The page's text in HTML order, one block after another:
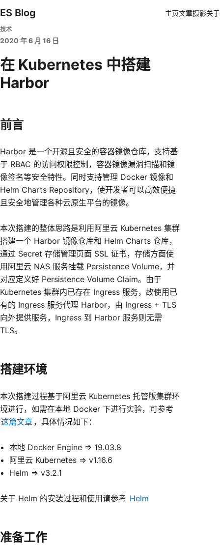
ES Blog 主页文章摄影关于
技术
2020 年 6 月 16 日
在 Kubernetes 中搭建
Harbor
前言
Harbor 是一个开源且安全的容器镜像仓库，支持基
于 RBAC 的访问权限控制，容器镜像漏洞扫描和镜
像签名等安全特性。同时支持管理 Docker 镜像和
Helm Charts Repository，使开发者可以高效便捷
且安全地管理各种云原生平台的镜像。
本次搭建的整体思路是利用阿里云 Kubernetes 集群
搭建一个 Harbor 镜像仓库和 Helm Charts 仓库，
通过 Secret 存储管理页面 SSL 证书，存储方面使
用阿里云 NAS 服务挂载 Persistence Volume，并
对应定义好 Persistence Volume Claim。由于
Kubernetes 集群内已存在 Ingress 服务，故使用已
有的 Ingress 服务代理 Harbor，由 Ingress + TLS
向外提供服务，Ingress 到 Harbor 服务则无需
TLS。
搭建环境
本次搭建过程基于阿里云 Kubernetes 托管版集群环
境进行，如需在本地 Docker 下进行实验，可参考
这篇文章 ，具体情况如下：
本地 Docker Engine => 19.03.8
阿里云 Kubernetes => v1.16.6
Helm => v3.2.1
关于 Helm 的安装过程和使用请参考 Helm
准备工作